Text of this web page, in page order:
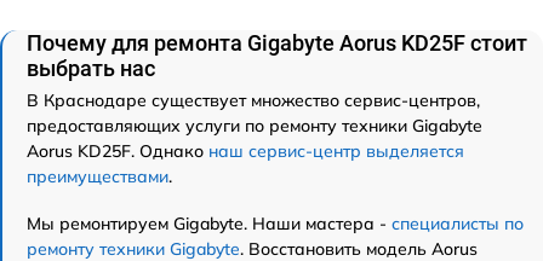
Почему для ремонта Gigabyte Aorus KD25F стоит
выбрать нас
В Краснодаре существует множество сервис-центров,
предоставляющих услуги по ремонту техники Gigabyte
Aorus KD25F. Однако наш сервис-центр выделяется
преимуществами.
Мы ремонтируем Gigabyte. Наши мастера - специалисты по
ремонту техники Gigabyte. Восстановить модель Aorus